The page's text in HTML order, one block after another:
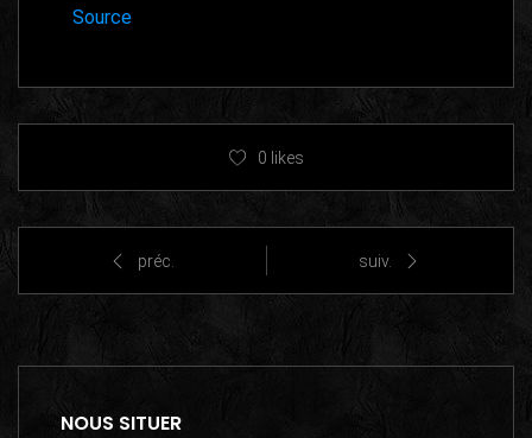
Source
0 likes
préc. suiv.
NOUS SITUER